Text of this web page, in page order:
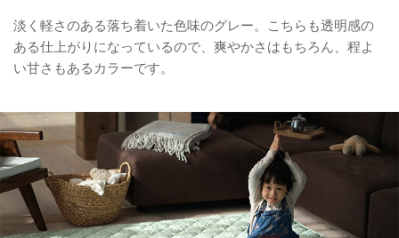
淡く軽さのある落ち着いた色味のグレー。こちらも透明感の
ある仕上がりになっているので、爽やかさはもちろん、程よ
い甘さもあるカラーです。